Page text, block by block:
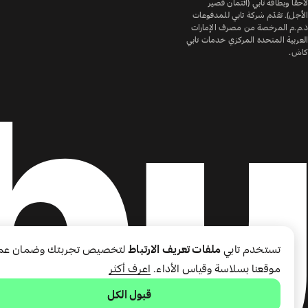
لاحقًا وبطاقة تابي (ائتمان قصير
الأجل). تقدّم شركة تابي للمدفوعات
ذ.م.م المرخصة من مصرف الإمارات
العربية المتحدة المركزي خدمات تابي
كاش.
تستخدم تابي ملفات تعريف الارتباطلتخصيص تجربتك وضمان
موقعنا بسلاسة وقياس الأداء. اعرف أكثر
قبول الكل